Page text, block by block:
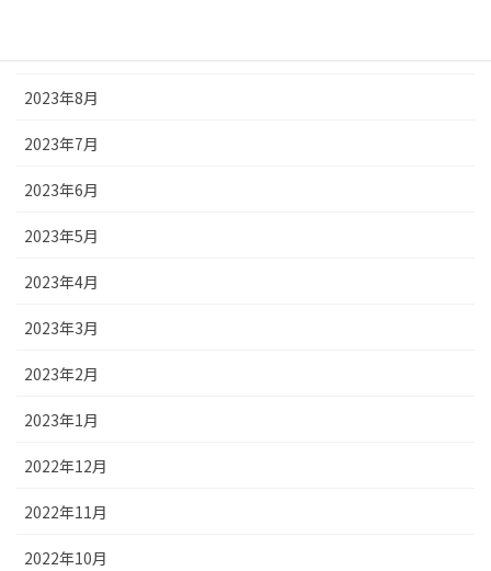
2023年8月
2023年7月
2023年6月
2023年5月
2023年4月
2023年3月
2023年2月
2023年1月
2022年12月
2022年11月
2022年10月